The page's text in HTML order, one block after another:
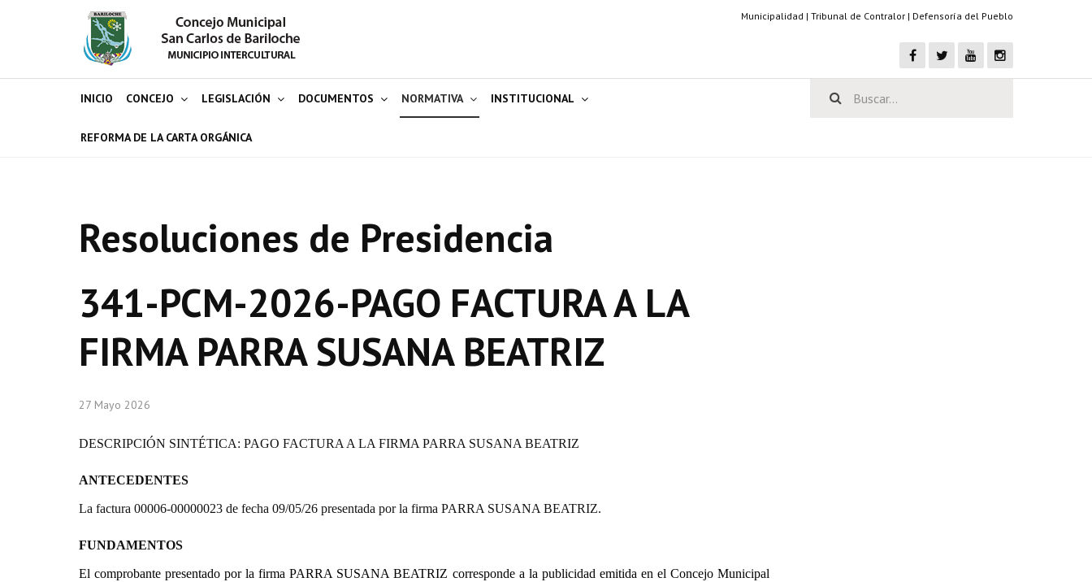
Municipalidad | Tribunal de Contralor | Defensoría del Pueblo
INICIO CONCEJO LEGISLACIÓN DOCUMENTOS NORMATIVA INSTITUCIONAL
REFORMA DE LA CARTA ORGÁNICA
Resoluciones de Presidencia
341-PCM-2026-PAGO FACTURA A LA
FIRMA PARRA SUSANA BEATRIZ
27 Mayo 2026
DESCRIPCIÓN SINTÉTICA: PAGO FACTURA A LA FIRMA PARRA SUSANA BEATRIZ
ANTECEDENTES
La factura 00006-00000023 de fecha 09/05/26 presentada por la firma PARRA SUSANA BEATRIZ.
FUNDAMENTOS
El comprobante presentado por la firma PARRA SUSANA BEATRIZ corresponde a la publicidad emitida en el Concejo Municipal